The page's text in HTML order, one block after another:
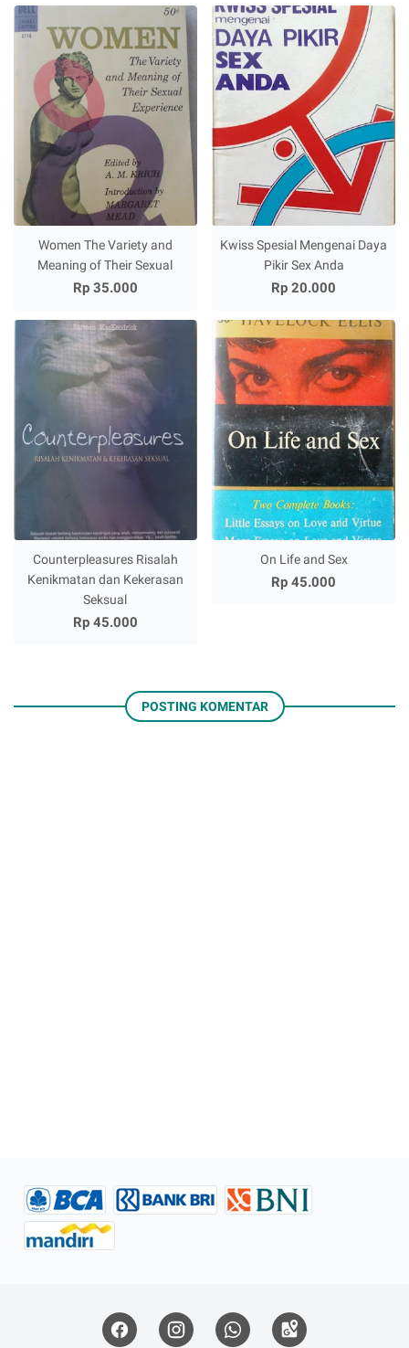
Women The Variety and
Meaning of Their Sexual
Rp 35.000
Kwiss Spesial Mengenai Daya
Pikir Sex Anda
Rp 20.000
Counterpleasures Risalah
Kenikmatan dan Kekerasan
Seksual
Rp 45.000
On Life and Sex
Rp 45.000
POSTING KOMENTAR